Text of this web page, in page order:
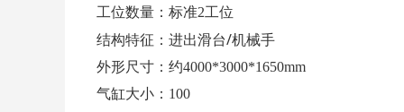
工位数量： 标准2工位
结构特征： 进出滑台/机械手
外形尺寸：约4000*3000*1650mm
气缸大小：100